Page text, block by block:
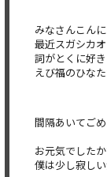
みなさんこんに
最近スガシカ
詞がとくに好き
えび福のひな
間隔あいてご
お元気でしたか
僕は少し寂し